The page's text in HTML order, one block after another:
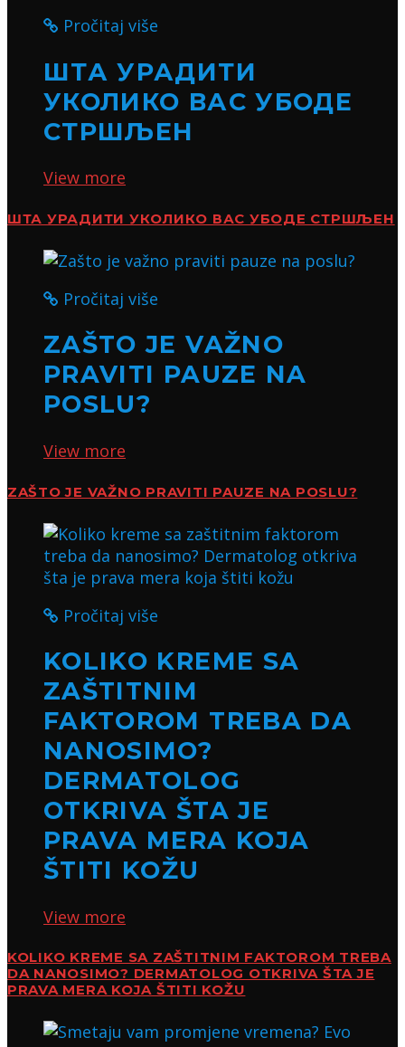
Pročitaj više
ШТА УРАДИТИ
УКОЛИКО ВАС УБОДЕ
СТРШЉЕН
View more
ШТА УРАДИТИ УКОЛИКО ВАС УБОДЕ СТРШЉЕН
Pročitaj više
ZAŠTO JE VAŽNO
PRAVITI PAUZE NA
POSLU?
View more
ZAŠTO JE VAŽNO PRAVITI PAUZE NA POSLU?
Pročitaj više
KOLIKO KREME SA
ZAŠTITNIM
FAKTOROM TREBA DA
NANOSIMO?
DERMATOLOG
OTKRIVA ŠTA JE
PRAVA MERA KOJA
ŠTITI KOŽU
View more
KOLIKO KREME SA ZAŠTITNIM FAKTOROM TREBA
DA NANOSIMO? DERMATOLOG OTKRIVA ŠTA JE
PRAVA MERA KOJA ŠTITI KOŽU